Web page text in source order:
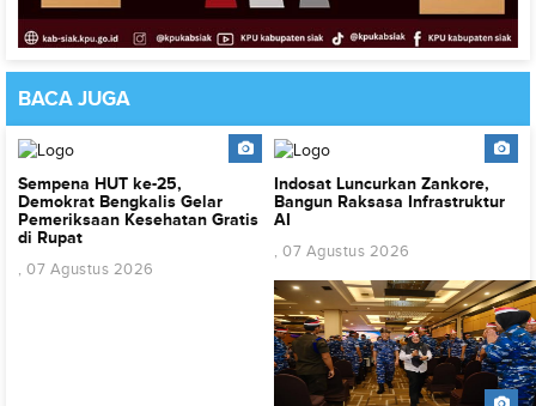
BACA JUGA
Sempena HUT ke-25,
Demokrat Bengkalis Gelar
Pemeriksaan Kesehatan Gratis
di Rupat
, 07 Agustus 2026
Indosat Luncurkan Zankore,
Bangun Raksasa Infrastruktur
AI
, 07 Agustus 2026